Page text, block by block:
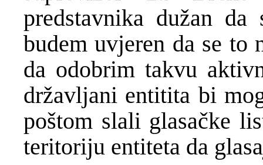
predstavnika dužan
budem uvjeren da se to
da odobrim takvu
državljani entitita bi
poštom slali glasačke
teritoriju entiteta da